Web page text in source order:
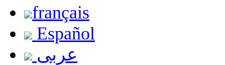
français
Español
عربى